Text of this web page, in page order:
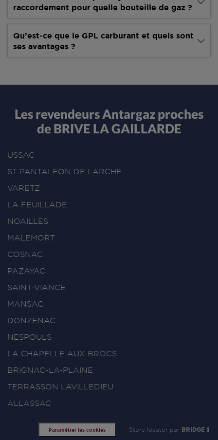
raccordement pour quelle bouteille de gaz ?
Qu’est-ce que le GPL carburant et quels sont
ses avantages ?
Les revendeurs Antargaz proches
de BRIVE LA GAILLARDE
USSAC
ST PANTALEON DE LARCHE
VARETZ
LA FEUILLADE
NOAILLES
MALEMORT
COSNAC
PAZAYAC
SAINT-VIANCE
MANSAC
DONZENAC
NESPOULS
LA CHAPELLE AUX BROCS
BRIGNAC-LA-PLAINE
TERRASSON LAVILLEDIEU
ALLASSAC
Paramétrer les cookies Store locator par BRIDGE